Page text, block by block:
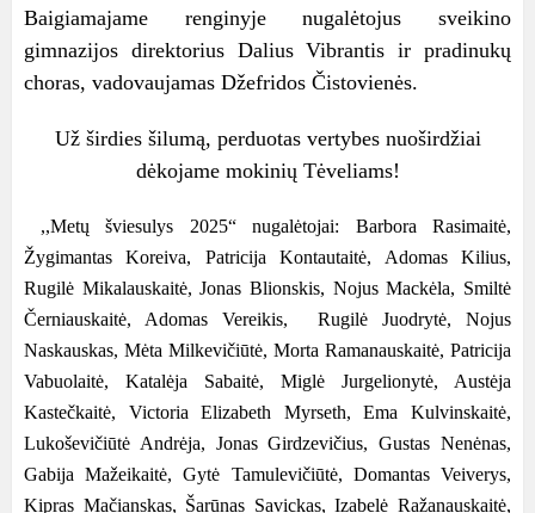
Baigiamajame renginyje nugalėtojus sveikino
gimnazijos direktorius Dalius Vibrantis ir pradinukų
choras, vadovaujamas Džefridos Čistovienės.
Už širdies šilumą, perduotas vertybes nuoširdžiai
dėkojame mokinių Tėveliams!
,,Metų šviesulys 2025“ nugalėtojai: Barbora Rasimaitė,
Žygimantas Koreiva, Patricija Kontautaitė, Adomas Kilius,
Rugilė Mikalauskaitė, Jonas Blionskis, Nojus Mackėla, Smiltė
Černiauskaitė, Adomas Vereikis, Rugilė Juodrytė, Nojus
Naskauskas, Mėta Milkevičiūtė, Morta Ramanauskaitė, Patricija
Vabuolaitė, Katalėja Sabaitė, Miglė Jurgelionytė, Austėja
Kastečkaitė, Victoria Elizabeth Myrseth, Ema Kulvinskaitė,
Lukoševičiūtė Andrėja, Jonas Girdzevičius, Gustas Nenėnas,
Gabija Mažeikaitė, Gytė Tamulevičiūtė, Domantas Veiverys,
Kipras Mačianskas, Šarūnas Savickas, Izabelė Ražanauskaitė,